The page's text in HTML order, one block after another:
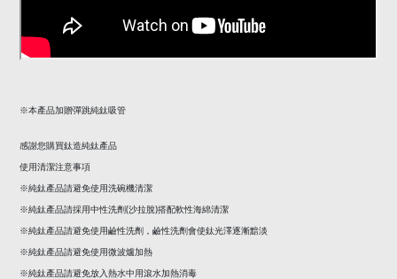
※本產品加贈彈跳純鈦吸管
感謝您購買鈦造純鈦產品
使用清潔注意事項
※純鈦產品請避免使用洗碗機清潔
※純鈦產品請採用中性洗劑(沙拉脫)搭配軟性海綿清潔
※純鈦產品請避免使用鹼性洗劑，鹼性洗劑會使鈦光澤逐漸黯淡
※純鈦產品請避免使用微波爐加熱
※純鈦產品請避免放入熱水中用滾水加熱消毒